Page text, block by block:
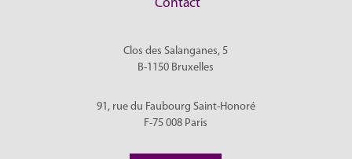
Contact
Clos des Salanganes, 5
B-1150 Bruxelles
91, rue du Faubourg Saint-Honoré
F-75 008 Paris